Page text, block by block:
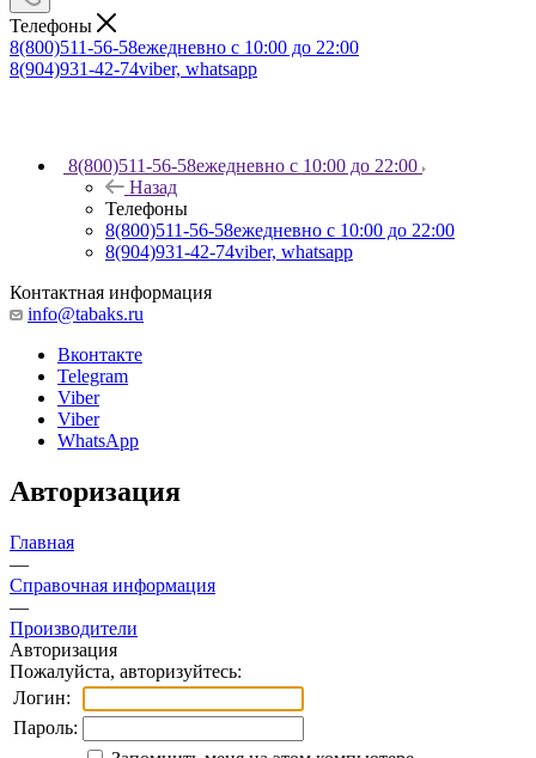
Телефоны
8(800)511-56-58ежедневно с 10:00 до 22:00
8(904)931-42-74viber, whatsapp
8(800)511-56-58ежедневно с 10:00 до 22:00
Назад
Телефоны
8(800)511-56-58ежедневно с 10:00 до 22:00
8(904)931-42-74viber, whatsapp
Контактная информация
info@tabaks.ru
Вконтакте
Telegram
Viber
Viber
WhatsApp
Авторизация
Главная
—
Справочная информация
—
Производители
Авторизация
Пожалуйста, авторизуйтесь:
Логин:
Пароль: